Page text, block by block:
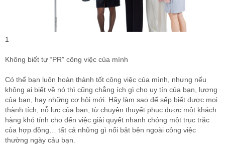
1
Không biết tự “PR” công việc của mình
Có thể bạn luôn hoàn thành tốt công việc của mình, nhưng nếu
không ai biết về nó thì cũng chẳng ích gì cho uy tín của bạn, lương
của bạn, hay những cơ hội mới. Hãy làm sao để sếp biết được mọi
thành tích, nỗ lực của bạn, từ chuyện thuyết phục được một khách
hàng khó tính cho đến việc giải quyết nhanh chóng một trục trặc
của hợp đồng… tất cả những gì nổi bật bên ngoài công việc
thường ngày cảu bạn.